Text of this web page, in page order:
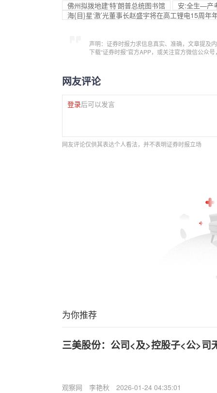
佛州拟拨地建‘特’朗普总统图书馆
安:全生—产
海{目}星‘激’光董事长赵盛宇将在高工锂电15周年
声明：证券时报力求信息真实、准确，文章提及
下载“证券时报”官方APP，或关注官方微信公众
网友评论
登录后可以发言
网友评论仅供其表达个人看法，并不表明证券时报立场
为你推荐
三美股份：公司<及>控股子<公>司
观察网 李艳秋 2026-01-24 04:35:01